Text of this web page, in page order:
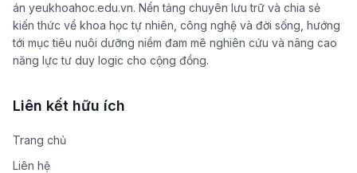
án yeukhoahoc.edu.vn. Nền tảng chuyên lưu trữ và chia sẻ
kiến thức về khoa học tự nhiên, công nghệ và đời sống, hướng
tới mục tiêu nuôi dưỡng niềm đam mê nghiên cứu và nâng cao
năng lực tư duy logic cho cộng đồng.
Liên kết hữu ích
Trang chủ
Liên hệ